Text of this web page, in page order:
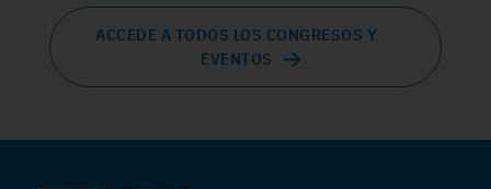
ACCEDE A TODOS LOS CONGRESOS Y
EVENTOS